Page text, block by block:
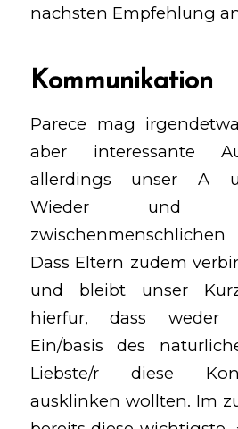
nachsten Empfehlung
Kommunikation
Parece mag
aber interessante
allerdings unser A
Wieder und
Dass Eltern zudem
und bleibt unser
hierfur, dass weder
Ein/basis des
Liebste/r diese
ausklinken wollten. Im